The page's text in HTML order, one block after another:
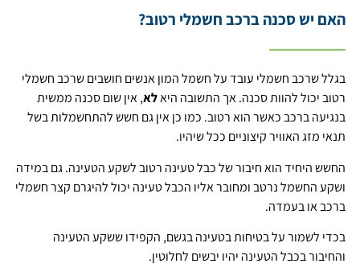
האם יש סכנה ברכב חשמלי רטוב?
בגלל שרכב חשמלי עובד על חשמל המון אנשים חושבים שרכב חשמלי
רטוב יכול להוות סכנה. אך התשובה היאלא, אין שום סכנה ממשית
בנגיעה ברכב כאשר הוא רטוב. כמו כן אין גם חשש להתחשמלות בשל
תנאי מזג האוויר קיצוניים ככל שיהיו.
החשש היחיד הוא חיבור של כבל טעינה רטוב לשקע הטעינה. גם במידה
ושקע החשמל נרטב ומחובר אליו הכבל טעינה יכול להיגרם קצר חשמלי
ברכב או בעמדה.
בכדי לשמור על בטיחות בטעינה בגשם, הקפידו ששקע הטעינה
והחיבור בכבל הטעינה יהיו יבשים לחלוטין.